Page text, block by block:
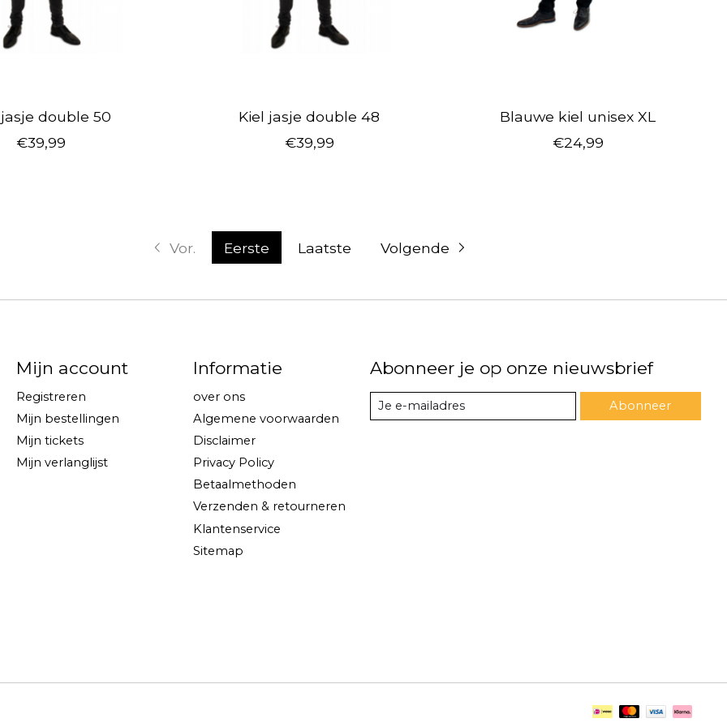
double 50
€39,99
Kiel jasje double 48
€39,99
Blauwe kiel unisex XL
€24,99
Vor. Eerste Laatste Volgende
Mijn account
Registreren
Mijn bestellingen
Mijn tickets
Mijn verlanglijst
Informatie
over ons
Algemene voorwaarden
Disclaimer
Privacy Policy
Betaalmethoden
Verzenden & retourneren
Klantenservice
Sitemap
Abonneer je op onze nieuwsbrief
Abonneer